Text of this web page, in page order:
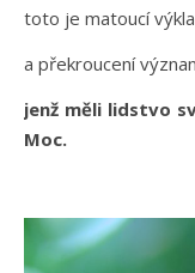
toto je matoucí
a překroucení
jenž měli lidstvo
Moc.